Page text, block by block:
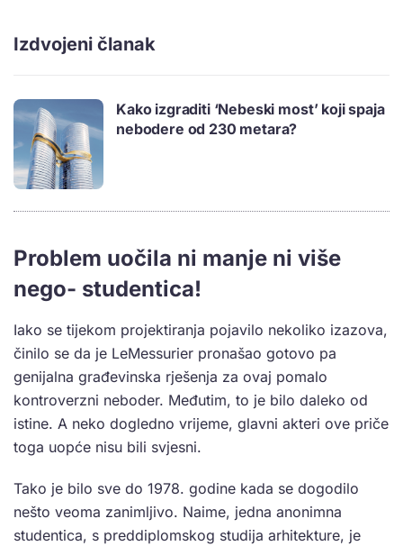
Izdvojeni članak
Kako izgraditi ‘Nebeski most’ koji spaja
nebodere od 230 metara?
Problem uočila ni manje ni više
nego- studentica!
Iako se tijekom projektiranja pojavilo nekoliko izazova,
činilo se da je LeMessurier pronašao gotovo pa
genijalna građevinska rješenja za ovaj pomalo
kontroverzni neboder. Međutim, to je bilo daleko od
istine. A neko dogledno vrijeme, glavni akteri ove priče
toga uopće nisu bili svjesni.
Tako je bilo sve do 1978. godine kada se dogodilo
nešto veoma zanimljivo. Naime, jedna anonimna
studentica, s preddiplomskog studija arhitekture, je